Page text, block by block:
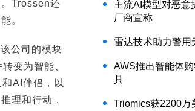
Trossen还
。
公司的模块
变为智能、
AI伴侣，以
理和行动，
主流AI模型对恶意
厂商宣称
雷达技术助力警用
AWS推出智能体
具
Triomics获2200万